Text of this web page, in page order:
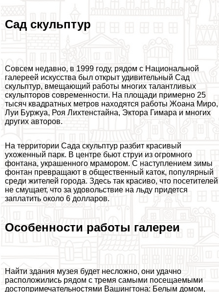
Сад скульптур
Совсем недавно, в 1999 году, рядом с Национальной
галереей искусства был открыт удивительный Сад
скульптур, вмещающий работы многих талантливых
скульпторов современности. На площади примерно 25
тысяч квадратных метров находятся работы Жоана Миро,
Луи Буржуа, Роя Лихтенстайна, Эктора Гимара и многих
других авторов.
На территории Сада скульптур разбит красивый
ухоженный парк. В центре бьют струи из огромного
фонтана, украшенного мрамором. С наступлением зимы
фонтан превращают в общественный каток, популярный
среди жителей города. Здесь так красиво, что посетителей
не смущает, что за удовольствие на льду придется
заплатить около 6 долларов.
Особенности работы галереи
Найти здания музея будет несложно, они удачно
расположились рядом с тремя самыми посещаемыми
достопримечательностями Вашингтона: Белым домом,